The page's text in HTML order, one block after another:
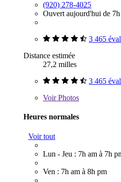
(920) 278-4025
Ouvert aujourd'hui de
3 465
Distance estimée
27,2 milles
3 465
VoirPhotos
Heures normales
Voir tout
Lun - Jeu : 7h am à 7h
Ven : 7h am à 8h pm